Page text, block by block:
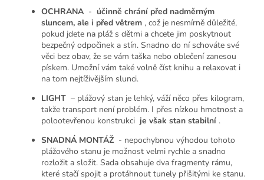
OCHRANA - účinně chrání před nadměrným
sluncem, ale i před větrem , což je nesmírně důležité,
pokud jdete na pláž s dětmi a chcete jim poskytnout
bezpečný odpočinek a stín. Snadno do ní schováte své
věci bez obav, že se vám taška nebo oblečení zanesou
pískem. Umožní vám také volně číst knihu a relaxovat i
na tom nejtíživějším slunci.
LIGHT – plážový stan je lehký, váží něco přes kilogram,
takže transport není problém. I přes nízkou hmotnost a
polootevřenou konstrukci je však stan stabilní .
SNADNÁ MONTÁŽ - nepochybnou výhodou tohoto
plážového stanu je možnost velmi rychle a snadno
rozložit a složit. Sada obsahuje dva fragmenty rámu,
které stačí spojit a protáhnout tunely přišitými ke stanu.